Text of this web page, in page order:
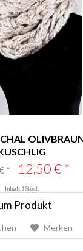
* 12,50 € *
Inhalt 1 Stück
Produkt
Merken